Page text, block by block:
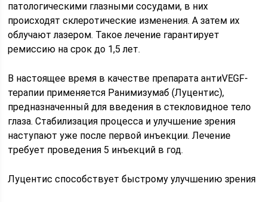
патологическими глазными сосудами, в них
происходят склеротические изменения. А затем их
облучают лазером. Такое лечение гарантирует
ремиссию на срок до 1,5 лет.
В настоящее время в качестве препарата антиVEGF-
терапии применяется Ранимизумаб (Луцентис),
предназначенный для введения в стекловидное тело
глаза. Стабилизация процесса и улучшение зрения
наступают уже после первой инъекции. Лечение
требует проведения 5 инъекций в год.
Луцентис способствует быстрому улучшению зрения